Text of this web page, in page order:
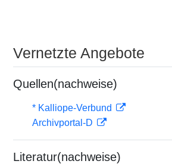
Vernetzte Angebote
Quellen(nachweise)
* Kalliope-Verbund
Archivportal-D
Literatur(nachweise)